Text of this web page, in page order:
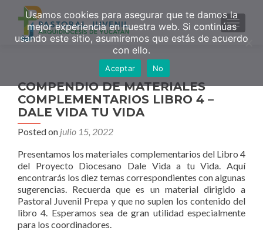
MENU
COMPENDIO DE MATERIALES
COMPLEMENTARIOS LIBRO 4 –
DALE VIDA TU VIDA
Posted on julio 15, 2022
Presentamos los materiales complementarios del Libro 4
del Proyecto Diocesano Dale Vida a tu Vida. Aquí
encontrarás los diez temas correspondientes con algunas
sugerencias. Recuerda que es un material dirigido a
Pastoral Juvenil Prepa y que no suplen los contenido del
libro 4. Esperamos sea de gran utilidad especialmente
para los coordinadores.
Usamos cookies para asegurar que te damos la
mejor experiencia en nuestra web. Si continúas
usando este sitio, asumiremos que estás de acuerdo
con ello.
Aceptar No